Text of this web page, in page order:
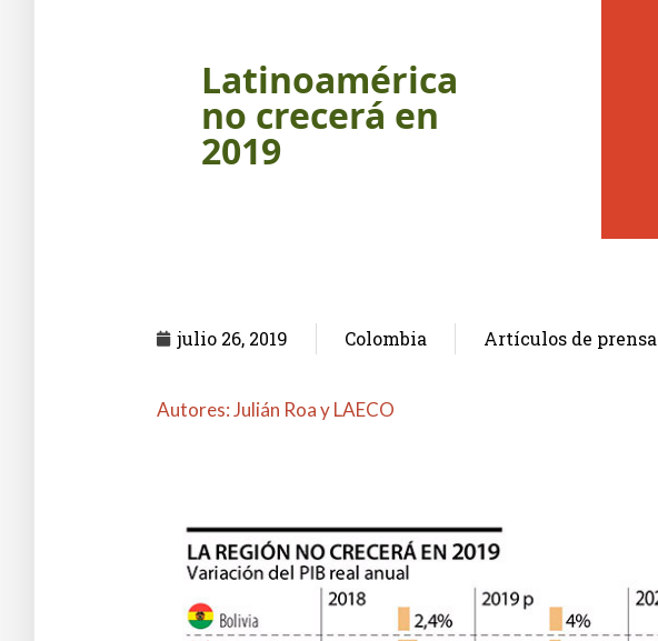
Latinoamérica
no crecerá en
2019
julio 26, 2019 Colombia Artículos de prensa
Autores: Julián Roa y LAECO